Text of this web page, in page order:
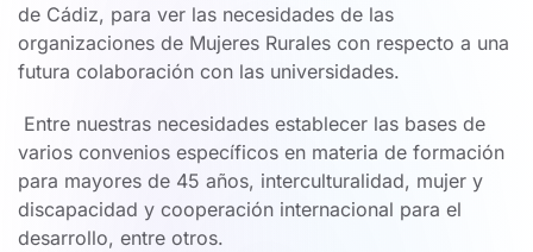
de Cádiz, para ver las necesidades de las
organizaciones de Mujeres Rurales con respecto a una
futura colaboración con las universidades.
Entre nuestras necesidades establecer las bases de
varios convenios específicos en materia de formación
para mayores de 45 años, interculturalidad, mujer y
discapacidad y cooperación internacional para el
desarrollo, entre otros.